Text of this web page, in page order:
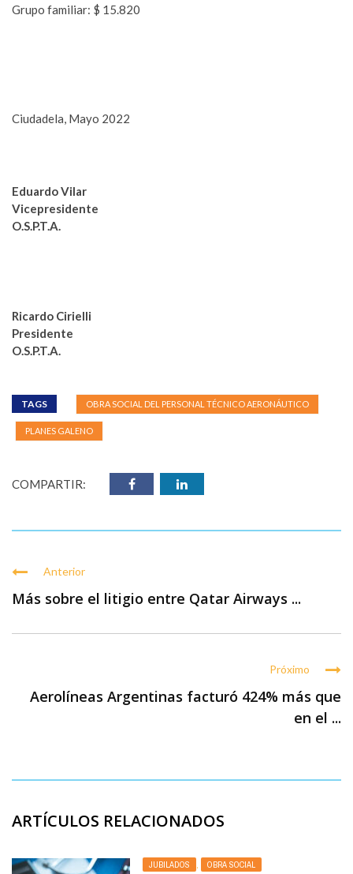
Grupo familiar: $ 15.820
Ciudadela, Mayo 2022
Eduardo Vilar
Vicepresidente
O.S.P.T.A.
Ricardo Cirielli
Presidente
O.S.P.T.A.
TAGS OBRA SOCIAL DEL PERSONAL TÉCNICO AERONÁUTICO
PLANES GALENO
COMPARTIR:
Anterior
Más sobre el litigio entre Qatar Airways ...
Próximo
Aerolíneas Argentinas facturó 424% más que
en el ...
ARTÍCULOS RELACIONADOS
JUBILADOS , OBRA SOCIAL